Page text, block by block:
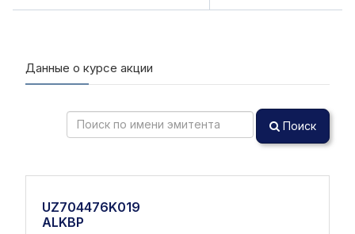
Данные о курсе акции
Поиск
UZ704476K019
ALKBP